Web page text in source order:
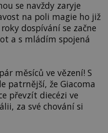
se navždy zaryje
na poli magie ho již
dospívání se začne
a s mládím spojená
měsíců ve vězení! S
patrnější, že Giacoma
převzít diecézi ve
za své chování si